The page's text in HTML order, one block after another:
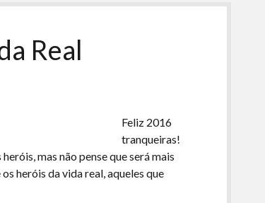
Real
Feliz 2016
tranqueiras!
mas não pense que será mais
heróis da vida real, aqueles que